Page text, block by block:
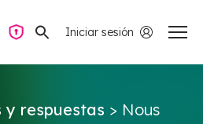
Iniciar sesión
y respuestas > Nous